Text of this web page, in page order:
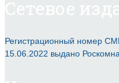
Регистрационный номер
15.06.2022 выдано